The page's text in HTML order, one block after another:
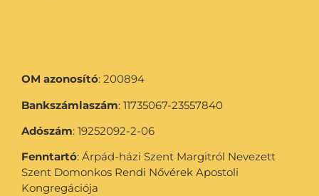
OM azonosító: 200894
Bankszámlaszám: 11735067-23557840
Adószám: 19252092-2-06
Fenntartó: Árpád-házi Szent Margitról Nevezett
Szent Domonkos Rendi Nővérek Apostoli
Kongregációja